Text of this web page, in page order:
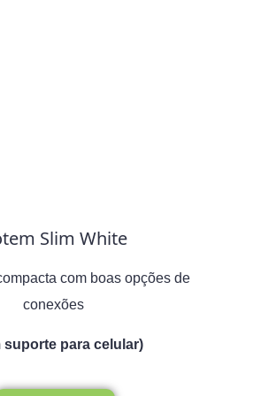
Slim White
com boas opções de
conexões
suporte para celular)